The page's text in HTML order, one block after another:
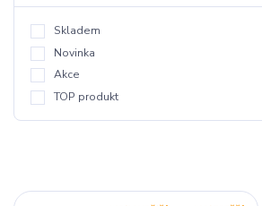
Skladem
Novinka
Akce
TOP produkt